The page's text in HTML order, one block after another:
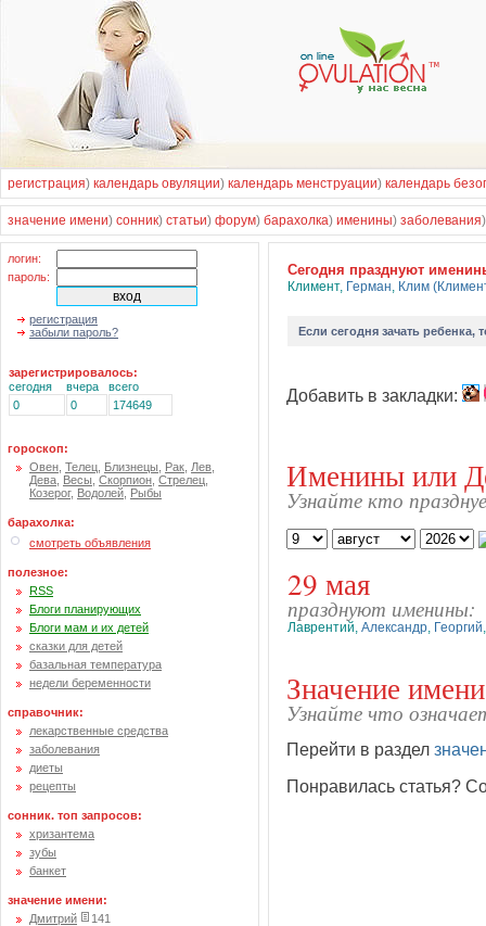
регистрация) календарь овуляции) календарь менструации) календарь
значение имени) сонник) статьи) форум) барахолка) именины) заболевания
логин:
пароль:
регистрация
забыли пароль?
зарегистрировалось:
сегодня
вчера
всего
0
0 174649
гороскоп:
Овен Телец Близнецы Рак Лев
Дева Весы Скорпион Стрелец
Козерог, Водолей Рыбы
барахолка:
смотреть объявления
полезное:
RSS
Блоги планирующих
Блоги мам и их детей
сказки для детей
базальная температура
недели беременности
справочник:
лекарственные средства
заболевания
диеты
рецепты
сонник. топ запросов:
хризантема
зубы
банкет
значение имени:
Дмитрий
141
Cегодня празднуют
Климент, Герман, Клим
Если сегодня зачать ребенка,
Добавить в закладки:
Именины или
Узнайте кто
29 мая
празднуют именины:
Лаврентий, Александр, Георгий
Значение имени
Узнайте что
Перейти в раздел
Понравилась статья?